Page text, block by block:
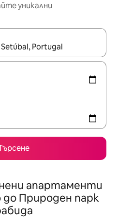
уникални
използвайте
апартаменти
до Природен парк